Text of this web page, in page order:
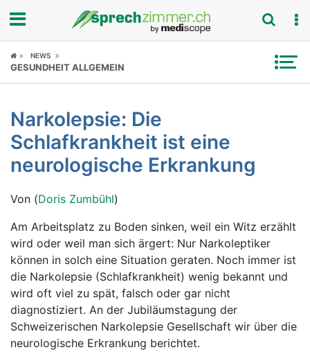
Fokus
Symptome
Untersuchungen
News
Ratgeber
Rubriken
NEWS
GESUNDHEIT ALLGEMEIN
Narkolepsie: Die
Schlafkrankheit ist eine
neurologische Erkrankung
Von (Doris Zumbühl)
Am Arbeitsplatz zu Boden sinken, weil ein Witz erzählt
wird oder weil man sich ärgert: Nur Narkoleptiker
können in solch eine Situation geraten. Noch immer ist
die Narkolepsie (Schlafkrankheit) wenig bekannt und
wird oft viel zu spät, falsch oder gar nicht
diagnostiziert. An der Jubiläumstagung der
Schweizerischen Narkolepsie Gesellschaft wir über die
neurologische Erkrankung berichtet.